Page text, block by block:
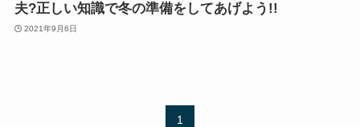
夫?正しい知識で冬の準備をしてあげよう!!
2021年9月6日
1